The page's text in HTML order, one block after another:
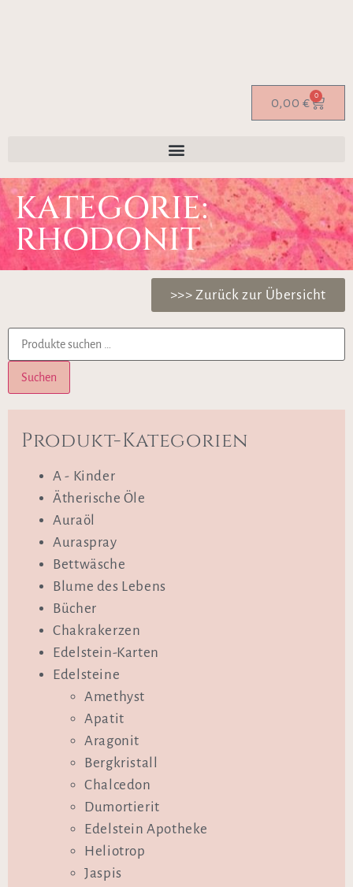
0,00 € 0
KATEGORIE:
RHODONIT
>>> Zurück zur Übersicht
Suchen
Produkt-Kategorien
A - Kinder
Ätherische Öle
Auraöl
Auraspray
Bettwäsche
Blume des Lebens
Bücher
Chakrakerzen
Edelstein-Karten
Edelsteine
Amethyst
Apatit
Aragonit
Bergkristall
Chalcedon
Dumortierit
Edelstein Apotheke
Heliotrop
Jaspis